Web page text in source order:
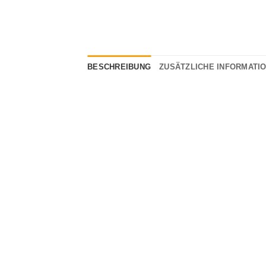
BESCHREIBUNG ZUSÄTZLICHE